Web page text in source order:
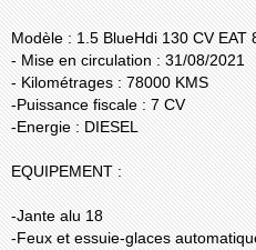
Modèle : 1.5 BlueHdi 130 CV EAT
- Mise en circulation : 31/08/2021
- Kilométrages : 78000 KMS
-Puissance fiscale : 7 CV
-Energie : DIESEL
EQUIPEMENT :
-Jante alu 18
-Feux et essuie-glaces